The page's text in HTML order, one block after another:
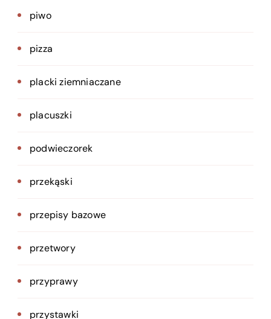
piwo
pizza
placki ziemniaczane
placuszki
podwieczorek
przekąski
przepisy bazowe
przetwory
przyprawy
przystawki